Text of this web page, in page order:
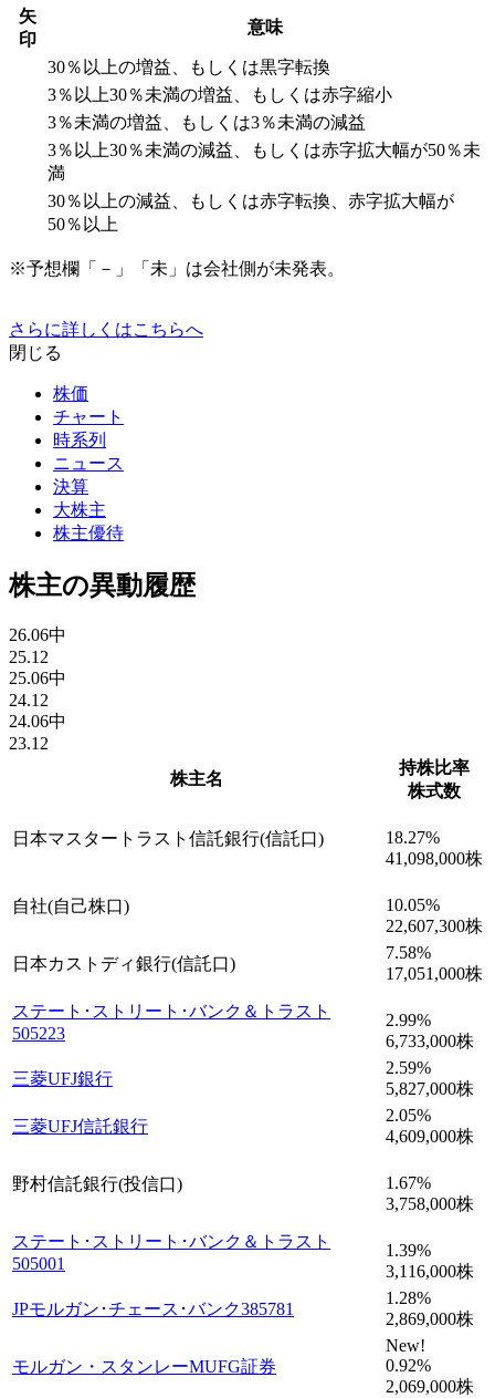
矢
印
意味
30％以上の増益、もしくは黒字転換
3％以上30％未満の増益、もしくは赤字縮小
3％未満の増益、もしくは3％未満の減益
3％以上30％未満の減益、もしくは赤字拡大幅が50％未
満
30％以上の減益、もしくは赤字転換、赤字拡大幅が
50％以上
※予想欄「－」「未」は会社側が未発表。
さらに詳しくはこちらへ
閉じる
株価
チャート
時系列
ニュース
決算
大株主
株主優待
株主の異動履歴
26.06中
25.12
25.06中
24.12
24.06中
23.12
株主名
持株比率
株式数
日本マスタートラスト信託銀行(信託口) 18.27%
41,098,000株
自社(自己株口) 10.05%
22,607,300株
日本カストディ銀行(信託口)
7.58%
17,051,000株
ステート･ストリート･バンク＆トラスト
505223
2.99%
6,733,000株
三菱UFJ銀行
2.59%
5,827,000株
三菱UFJ信託銀行
2.05%
4,609,000株
野村信託銀行(投信口) 1.67%
3,758,000株
ステート･ストリート･バンク＆トラスト
505001
1.39%
3,116,000株
JPモルガン･チェース･バンク385781
1.28%
2,869,000株
モルガン・スタンレーMUFG証券
New!
0.92%
2,069,000株